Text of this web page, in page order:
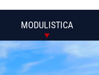
MODULISTICA